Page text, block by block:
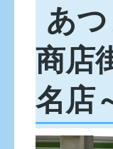
あ
商店
名店